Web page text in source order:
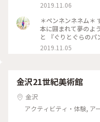
2019.11.06
＊ペンネンネネム＊
本に囲まれて夢のよ
と 『ぐりとぐらのパ
ワクが止まりません
時間も楽しい♡︎ʾʾ 癒
2019.11.05
金沢21世紀美術館
金沢
アクティビティ・体験, ア